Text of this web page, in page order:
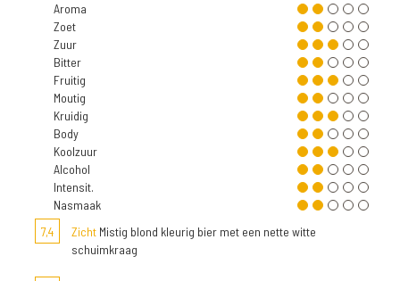
Aroma
Zoet
Zuur
Bitter
Fruitig
Moutig
Kruidig
Body
Koolzuur
Alcohol
Intensit.
Nasmaak
7,4
Zicht Mistig blond kleurig bier met een nette witte
schuimkraag